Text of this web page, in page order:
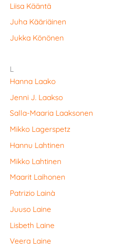
Liisa Kääntä
Juha Kääriäinen
Jukka Könönen
L
Hanna Laako
Jenni J. Laakso
Salla-Maaria Laaksonen
Mikko Lagerspetz
Hannu Lahtinen
Mikko Lahtinen
Maarit Laihonen
Patrizio Lainà
Juuso Laine
Lisbeth Laine
Veera Laine